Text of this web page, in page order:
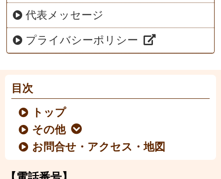
代表メッセージ
プライバシーポリシー
目次
トップ
その他
お問合せ・アクセス・地図